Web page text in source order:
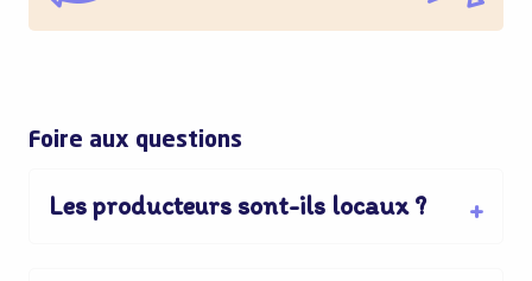
Foire aux questions
Les producteurs sont-ils locaux ?